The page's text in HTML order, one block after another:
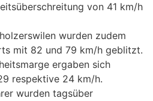
von 41 km/h
wurden zudem
mit 82 und 79 km/h geblitzt.
ergaben sich
respektive 24 km/h.
wurden tagsüber